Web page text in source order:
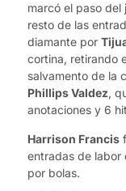
marcó el paso del
resto de las
diamante por
cortina, retirando
salvamento de la
Phillips Valdez,
anotaciones y 6
Harrison Francis
entradas de labor
por bolas.